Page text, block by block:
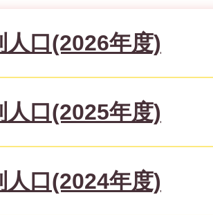
人口(2026年度)
人口(2025年度)
人口(2024年度)